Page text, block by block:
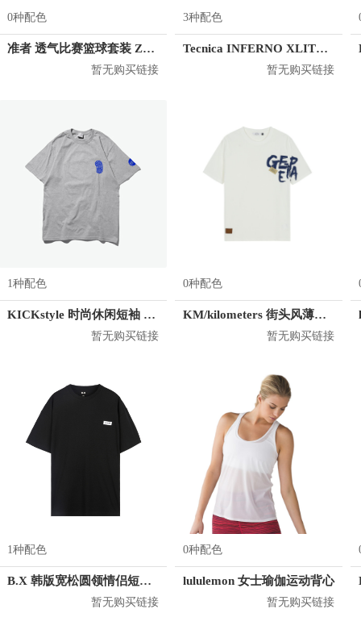
0种配色
准者 透气比赛篮球套装 Z118210177
暂无购买链接
3种配色
Tecnica INFERNO XLITE 2.0 MS
暂无购买链接
1种配色
KICKstyle 时尚休闲短袖 男女同款
暂无购买链接
0种配色
KM/kilometers 街头风薄款印花短袖T恤 男女同款 M2X2108248
暂无购买链接
1种配色
B.X 韩版宽松圆领情侣短袖T恤 男女同款 T-6202-002001
暂无购买链接
0种配色
lululemon 女士瑜伽运动背心
暂无购买链接